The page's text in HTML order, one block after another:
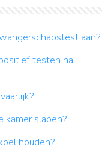
aan?
testen na
kamer slapen?
houden?